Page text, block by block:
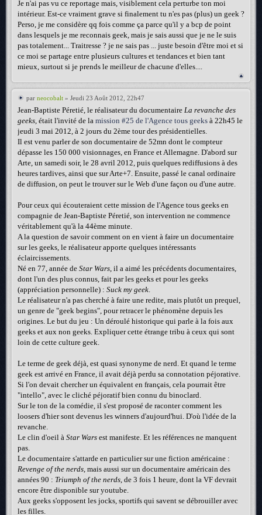
Je n'ai pas vu ce reportage mais, visiblement cela perturbe ton moi
intérieur. Est-ce vraiment grave si finalement tu n'es pas (plus) un geek ?
Perso, je me considère qq fois comme ça parce qu'il y a bcp de point
dans lesquels je me reconnais geek, mais je sais aussi que je ne le suis
pas totalement... Traitresse ? je ne sais pas ... juste besoin d'être moi et si
ce moi se partage entre plusieurs cultures et tendances et bien tant
mieux, surtout si je prends le meilleur de chacune d'elles....
par neocobalt » Jeudi 23 Août 2012, 22h47
Jean-Baptiste Péretié, le réalisateur du documentaire La revanche des
geeks, était l'invité de la mission #25 de l'Agence tous geeks à 22h45 le
jeudi 3 mai 2012, à 2 jours du 2ème tour des présidentielles.
Il est venu parler de son documentaire de 52mn dont le compteur
dépasse les 150 000 visionnages, en France et Allemagne. D'abord sur
Arte, un samedi soir, le 28 avril 2012, puis quelques rediffusions à des
heures tardives, ainsi que sur Arte+7. Ensuite, passé le canal ordinaire
de diffusion, on peut le trouver sur le Web d'une façon ou d'une autre.
Pour ceux qui écouteraient cette mission de l'Agence tous geeks en
compagnie de Jean-Baptiste Péretié, son intervention ne commence
véritablement qu'à la 44ème minute.
A la question de savoir comment on en vient à faire un documentaire
sur les geeks, le réalisateur apporte quelques intéressants
éclaircissements.
Né en 77, année de Star Wars, il a aimé les précédents documentaires,
dont l'un des plus connus, fait par les geeks et pour les geeks
(appréciation personnelle) : Suck my geek.
Le réalisateur n'a pas cherché à faire une redite, mais plutôt un prequel,
un genre de "geek begins", pour retracer le phénomène depuis les
origines. Le but du jeu : Un déroulé historique qui parle à la fois aux
geeks et aux non geeks. Expliquer cette étrange tribu à ceux qui sont
loin de cette culture geek.
Le terme de geek déjà, est quasi synonyme de nerd. Et quand le terme
geek est arrivé en France, il avait déjà perdu sa connotation péjorative.
Si l'on devait chercher un équivalent en français, cela pourrait être
"intello", avec le cliché péjoratif bien connu du binoclard.
Sur le ton de la comédie, il s'est proposé de raconter comment les
loosers d'hier sont devenus les winners d'aujourd'hui. D'où l'idée de la
revanche.
Le clin d'oeil à Star Wars est manifeste. Et les références ne manquent
pas.
Le documentaire s'attarde en particulier sur une fiction américaine :
Revenge of the nerds, mais aussi sur un documentaire américain des
années 90 : Triumph of the nerds, de 3 fois 1 heure, dont la VF devrait
encore être disponible sur youtube.
Aux geeks s'opposent les jocks, sportifs qui savent se débrouiller avec
les filles.